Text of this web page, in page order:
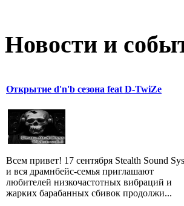
Новости и
Открытие d'n'b сезона feat D-TwiZe
Всем привет! 17 сентября Stealth Sound
и вся драмнбейс-семья приглашают
любителей низкочастотных вибраций и
жарких барабанных сбивок продолжи...